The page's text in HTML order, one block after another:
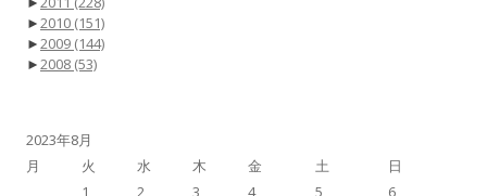
►2010 (151)
►2009 (144)
►2008 (53)
2023年8月
月
火 水 木 金 土
日
1
2 3 4 5 6